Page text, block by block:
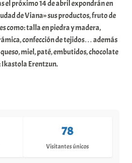
el próximo 14 de abril expondrán en
de Viana» sus productos, fruto de
como: talla en piedra y madera,
confección de tejidos… además
miel, paté, embutidos, chocolate
Erentzun.
78
Visitantes únicos